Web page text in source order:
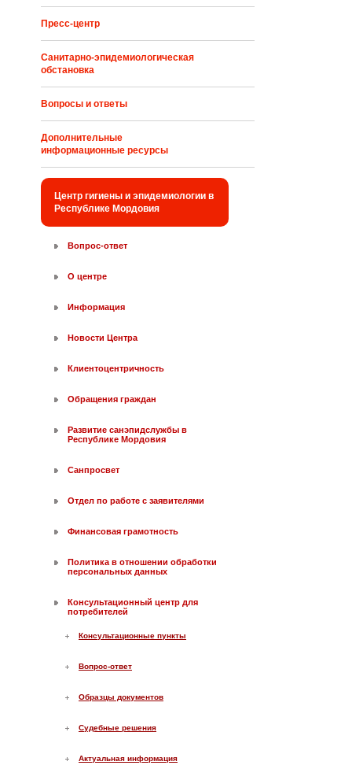
Пресс-центр
Санитарно-эпидемиологическая
обстановка
Вопросы и ответы
Дополнительные
информационные ресурсы
Центр гигиены и эпидемиологии в
Республике Мордовия
Вопрос-ответ
О центре
Информация
Новости Центра
Клиентоцентричность
Обращения граждан
Развитие санэпидслужбы в
Республике Мордовия
Санпросвет
Отдел по работе с заявителями
Финансовая грамотность
Политика в отношении обработки
персональных данных
Консультационный центр для
потребителей
Консультационные пункты
Вопрос-ответ
Образцы документов
Судебные решения
Актуальная информация